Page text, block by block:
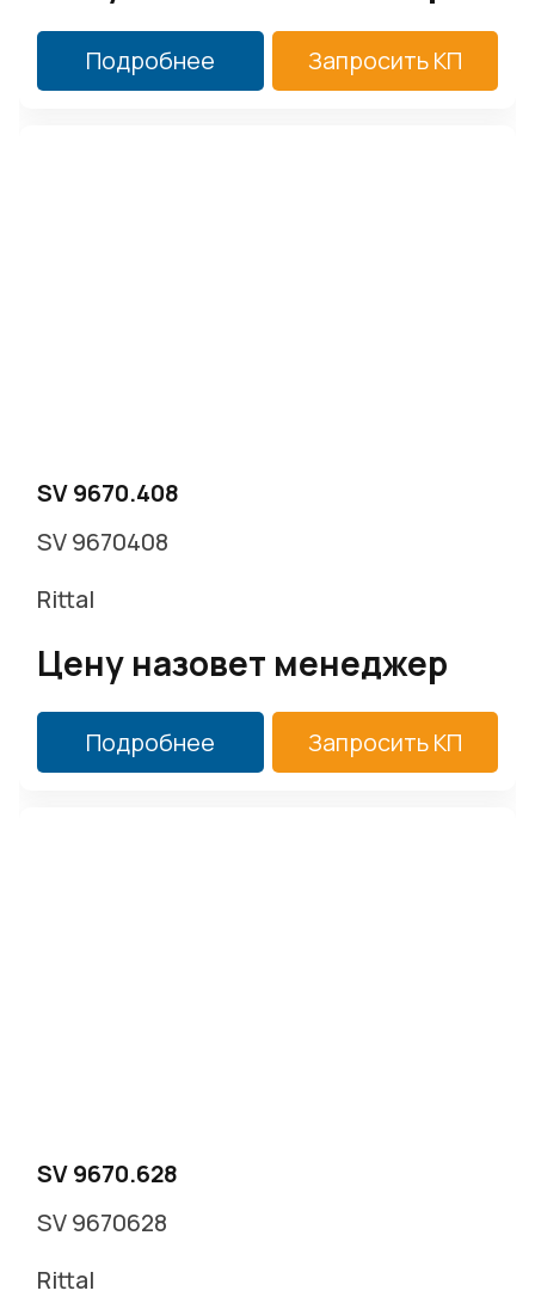
Подробнее Запросить КП
SV 9670.408
SV 9670408
Rittal
Цену назовет менеджер
Подробнее Запросить КП
SV 9670.628
SV 9670628
Rittal